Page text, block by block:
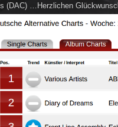
(DAC) …Herzlichen